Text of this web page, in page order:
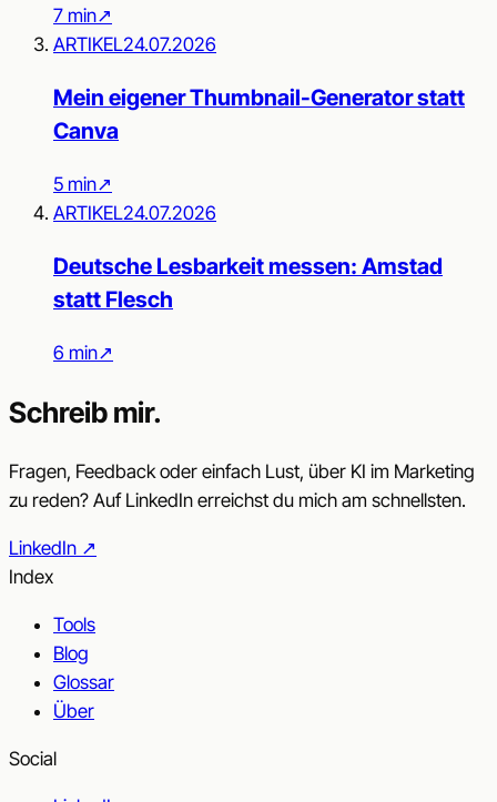
7 min↗︎
ARTIKEL24.07.2026
Mein eigener Thumbnail-Generator statt
Canva
5 min↗︎
ARTIKEL24.07.2026
Deutsche Lesbarkeit messen: Amstad
statt Flesch
6 min↗︎
Schreib mir.
Fragen, Feedback oder einfach Lust, über KI im Marketing
zu reden? Auf LinkedIn erreichst du mich am schnellsten.
LinkedIn ↗︎
Index
Tools
Blog
Glossar
Über
Social